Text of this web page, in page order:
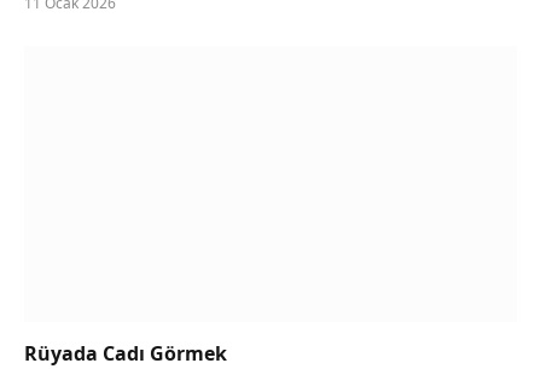
Rüyada Cadı Görmek